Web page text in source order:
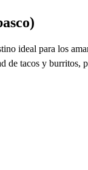
ideal para los
de tacos y